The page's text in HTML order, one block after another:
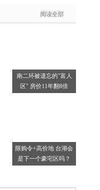
阅读全部
南二环被遗忘的"富人
区" 房价11年翻8倍
限购令+高价地 台湖会
是下一个豪宅区吗？